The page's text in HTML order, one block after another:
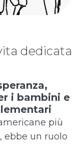
dedicata
i bambini e
più
ebbe un ruolo